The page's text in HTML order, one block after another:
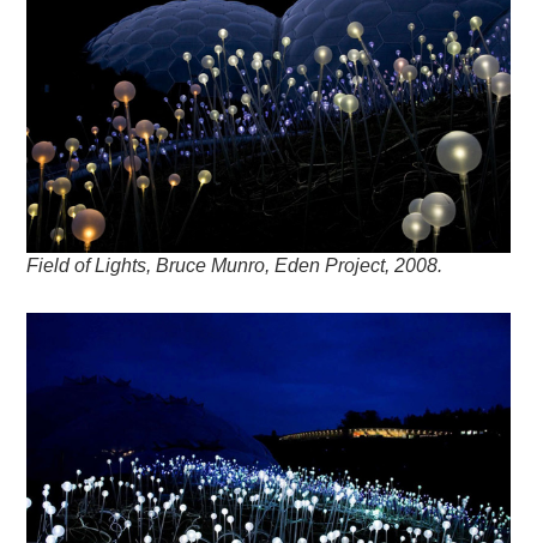
Field of Lights, Bruce Munro, Eden Project, 2008.